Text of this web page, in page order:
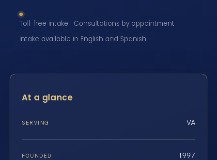
Toll-free intake · Consultations by appointment ·
Intake available in English and Spanish
At a glance
SERVING VA
FOUNDED 1997